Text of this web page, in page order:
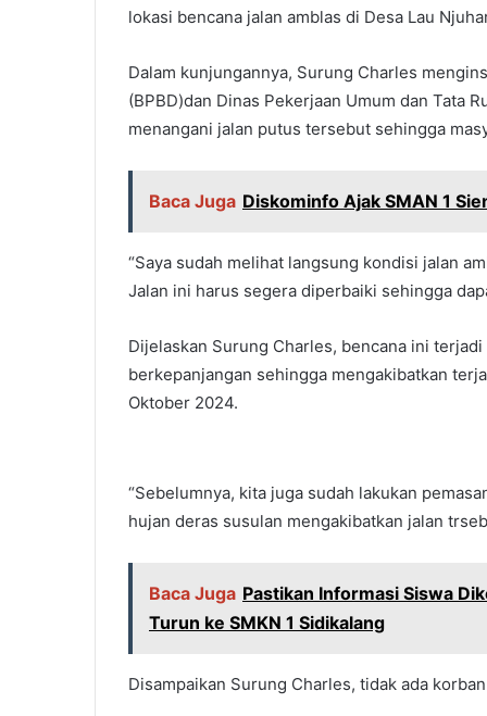
lokasi bencana jalan amblas di Desa Lau
Dalam kunjungannya, Surung Charles
(BPBD)dan Dinas Pekerjaan Umum dan Tata
menangani jalan putus tersebut sehingga
Baca Juga Diskominfo Ajak SMAN 1
“Saya sudah melihat langsung kondisi jalan
Jalan ini harus segera diperbaiki sehingga
Dijelaskan Surung Charles, bencana ini
berkepanjangan sehingga mengakibatkan
Oktober 2024.
“Sebelumnya, kita juga sudah lakukan
hujan deras susulan mengakibatkan jalan
Baca Juga Pastikan Informasi Siswa
Turun ke SMKN 1 Sidikalang
Disampaikan Surung Charles, tidak ada